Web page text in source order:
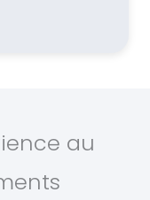
au